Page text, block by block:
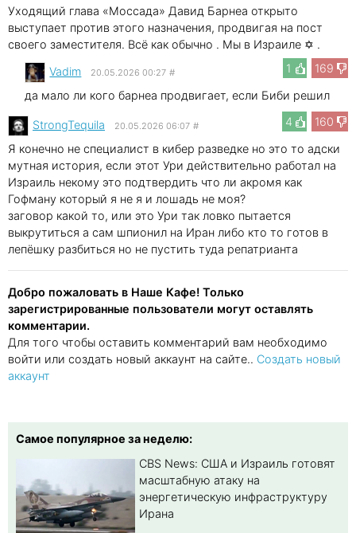
Уходящий глава «Моссада» Давид Барнеа открыто
выступает против этого назначения, продвигая на пост
своего заместителя. Всё как обычно . Мы в Израиле ✡ .
1
169
Vadim 20.05.2026 00:27 #
да мало ли кого барнеа продвигает, если Биби решил
4
160
StrongTequila 20.05.2026 06:07 #
Я конечно не специалист в кибер разведке но это то адски
мутная история, если этот Ури действительно работал на
Израиль некому это подтвердить что ли акромя как
Гофману который я не я и лошадь не моя?
заговор какой то, или это Ури так ловко пытается
выкрутиться а сам шпионил на Иран либо кто то готов в
лепёшку разбиться но не пустить туда репатрианта
Добро пожаловать в Наше Кафе! Только
зарегистрированные пользователи могут оставлять
комментарии.
Для того чтобы оставить комментарий вам необходимо
войти или создать новый аккаунт на сайте.. Создать новый
аккаунт
Самое популярное за неделю:
CBS News: США и Израиль готовят
масштабную атаку на
энергетическую инфраструктуру
Ирана